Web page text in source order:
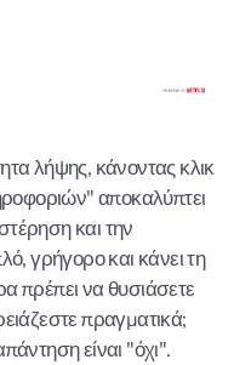
λήψης, κάνοντας κλικ
αποκαλύπτει
και την
γρήγορο και κάνει τη
πρέπει να θυσιάσετε
πραγματικά;
είναι "όχι".